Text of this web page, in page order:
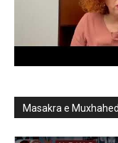
Masakra e